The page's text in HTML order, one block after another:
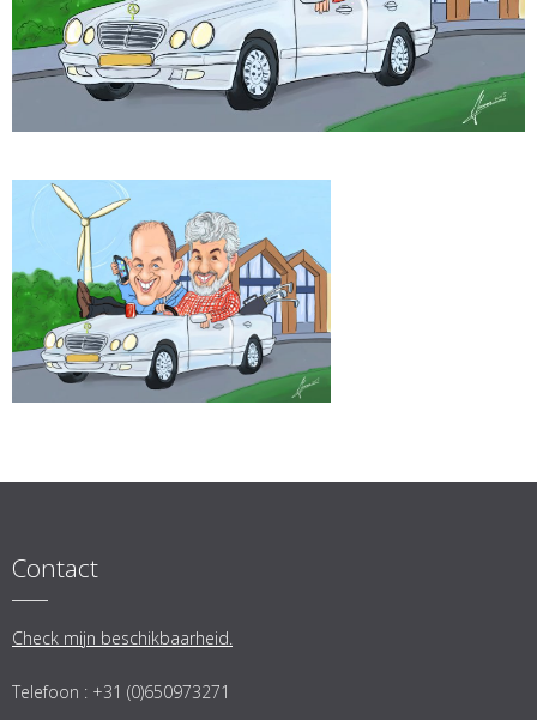
Contact
Check mijn beschikbaarheid.
Telefoon : +31 (0)650973271